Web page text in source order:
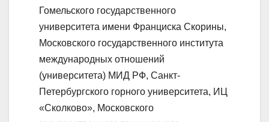
Гомельского государственного
университета имени Франциска Скорины,
Московского государственного института
международных отношений
(университета) МИД РФ, Санкт-
Петербургского горного университета, ИЦ
«Сколково», Московского